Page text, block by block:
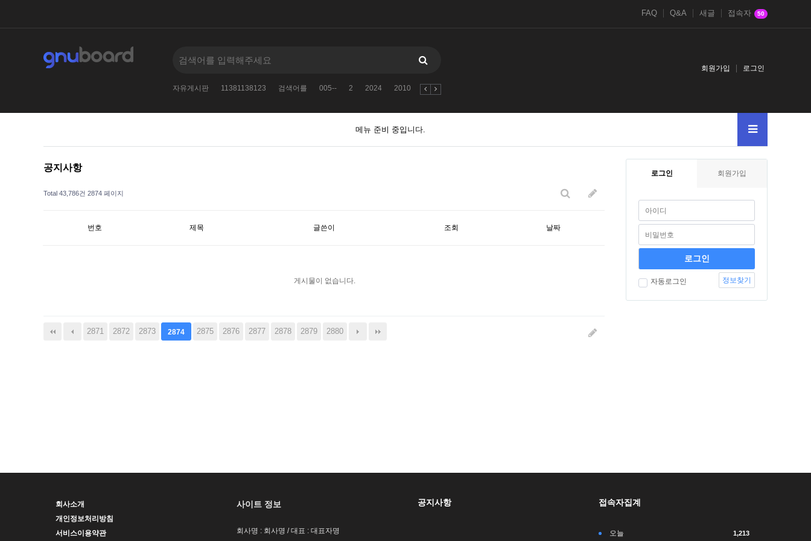
FAQ Q&A 새글 접속자 50
자유게시판 11381138123 검색어를 005-- 2 2024 2010 자유게시판
회원가입 로그인
메뉴 준비 중입니다.
공지사항
Total 43,786건 2874 페이지
번호 제목 글쓴이 조회 날짜
게시물이 없습니다.
2871 2872 2873 2874 2875 2876 2877 2878 2879 2880
다음 맨끝
로그인 회원가입
자동로그인 정보찾기
회사소개
개인정보처리방침
서비스이용약관
사이트 정보
회사명 : 회사명 / 대표 : 대표자명
공지사항 접속자집계
오늘 1,213